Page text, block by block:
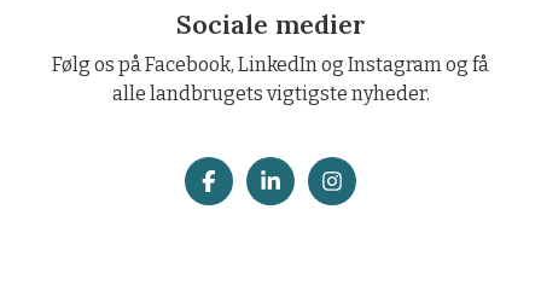
Sociale medier
Følg os på Facebook, LinkedIn og Instagram og få
alle landbrugets vigtigste nyheder.